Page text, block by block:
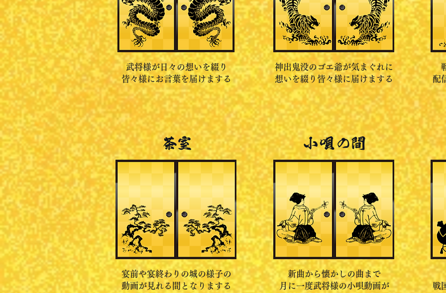
武将様が日々の想いを綴り
皆々様にお言葉を届けまする
茶室
宴前や宴終わりの城の様子の
動画が見れる間となりまする
神出鬼没のゴエ爺が気まぐれに
想いを綴り皆々様に届けまする
小唄の間
新曲から懐かしの曲まで
月に一度武将様の小唄動画が
配
戦